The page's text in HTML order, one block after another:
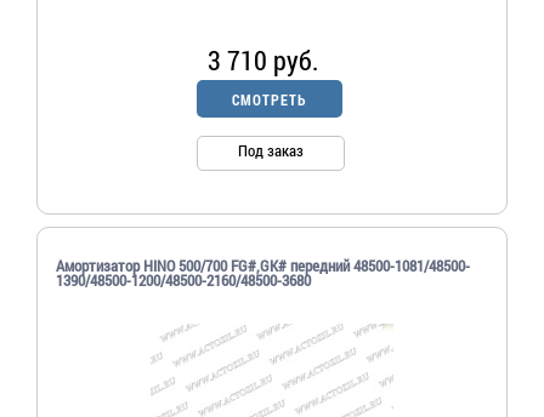
3 710 руб.
СМОТРЕТЬ
Под заказ
Амортизатор HINO 500/700 FG#,GK# передний 48500-1081/48500-
1390/48500-1200/48500-2160/48500-3680